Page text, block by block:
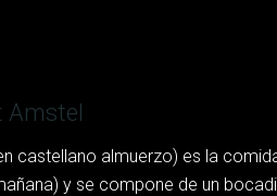
Amstel
castellano almuerzo) es la
y se compone de un